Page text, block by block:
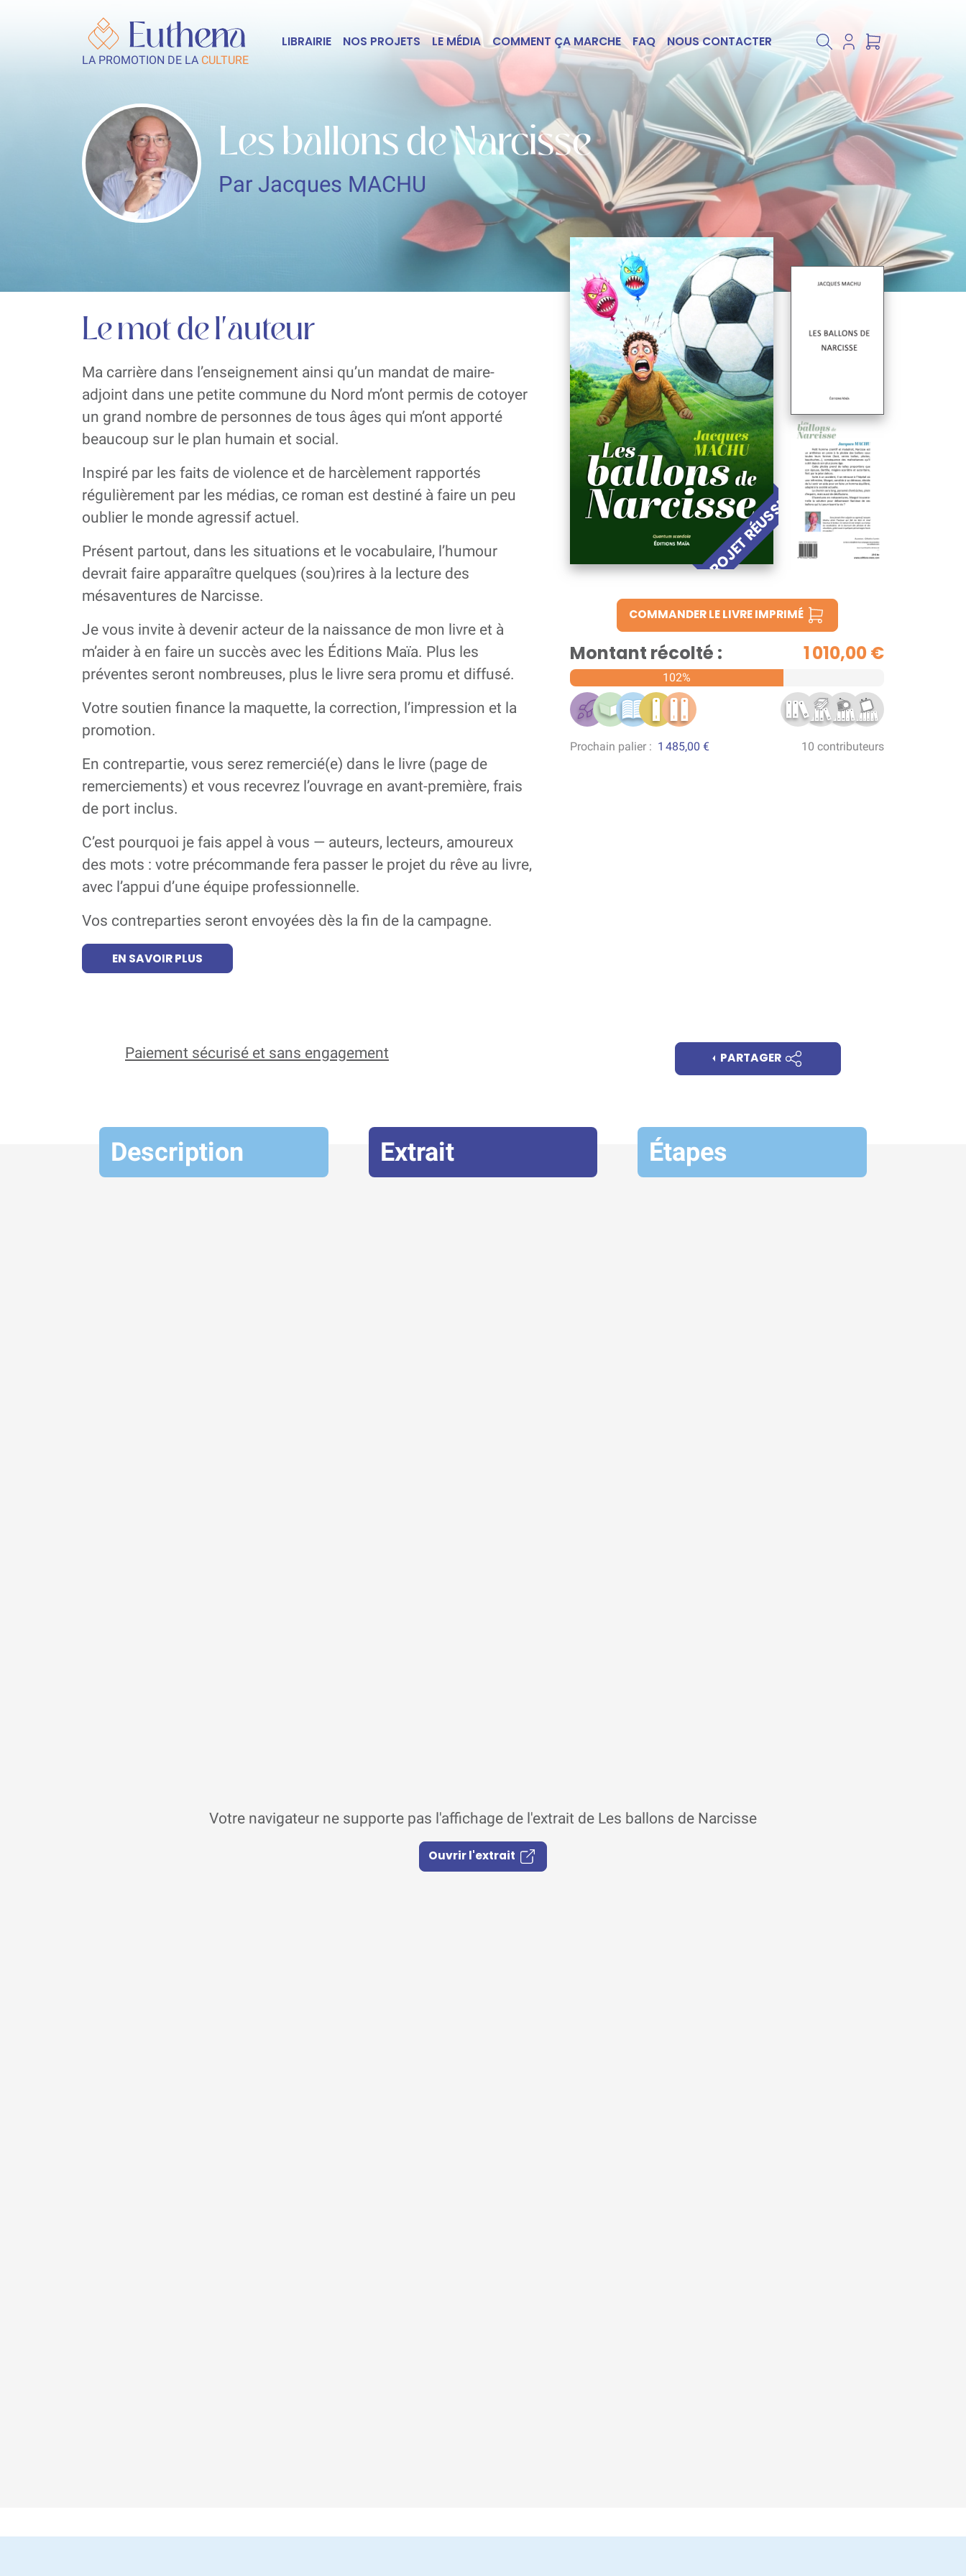
LA PROMOTION DE LA CULTURE
LIBRAIRIE NOS PROJETS LE MÉDIA COMMENT ÇA MARCHE FAQ NOUS CONTACTER
Les ballons de Narcisse
Par Jacques MACHU
PROJET RÉUSSI !
COMMANDER LE LIVRE IMPRIMÉ
Montant récolté : 1 010,00 €
102%
Prochain palier : 1 485,00 € 10 contributeurs
Le mot de l'auteur
Ma carrière dans l’enseignement ainsi qu’un mandat de maire-
adjoint dans une petite commune du Nord m’ont permis de cotoyer
un grand nombre de personnes de tous âges qui m’ont apporté
beaucoup sur le plan humain et social.
Inspiré par les faits de violence et de harcèlement rapportés
régulièrement par les médias, ce roman est destiné à faire un peu
oublier le monde agressif actuel.
Présent partout, dans les situations et le vocabulaire, l’humour
devrait faire apparaître quelques (sou)rires à la lecture des
mésaventures de Narcisse.
Je vous invite à devenir acteur de la naissance de mon livre et à
m’aider à en faire un succès avec les Éditions Maïa. Plus les
préventes seront nombreuses, plus le livre sera promu et diffusé.
Votre soutien finance la maquette, la correction, l’impression et la
promotion.
En contrepartie, vous serez remercié(e) dans le livre (page de
remerciements) et vous recevrez l’ouvrage en avant-première, frais
de port inclus.
C’est pourquoi je fais appel à vous — auteurs, lecteurs, amoureux
des mots : votre précommande fera passer le projet du rêve au livre,
avec l’appui d’une équipe professionnelle.
Vos contreparties seront envoyées dès la fin de la campagne.
EN SAVOIR PLUS
Paiement sécurisé et sans engagement PARTAGER
Description Extrait Étapes
Votre navigateur ne supporte pas l'affichage de l'extrait de Les ballons de Narcisse
Ouvrir l'extrait